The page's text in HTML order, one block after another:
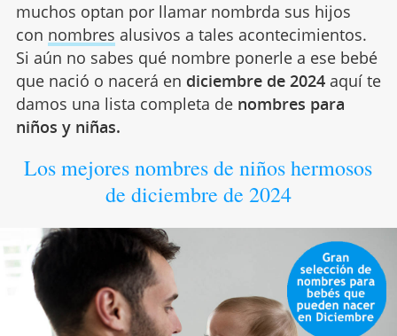
muchos optan por llamar nombrda sus hijos
con nombres alusivos a tales acontecimientos.
Si aún no sabes qué nombre ponerle a ese bebé
que nació o nacerá en diciembre de 2024aquí te
damos una lista completa de nombres para
niños y niñas.
Los mejores nombres de niños hermosos
de diciembre de 2024